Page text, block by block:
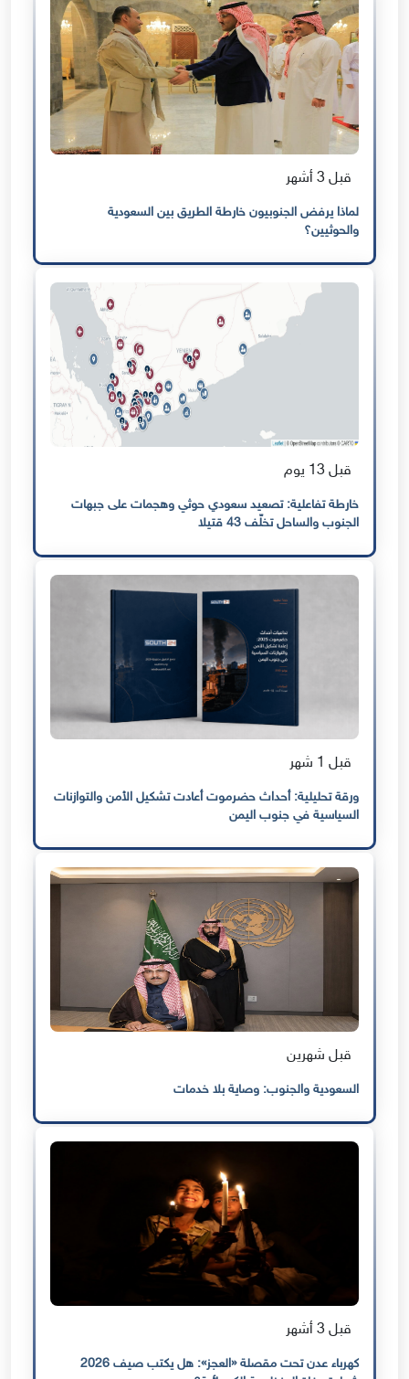
قبل 3 أشهر
لماذا يرفض الجنوبيون خارطة الطريق بين السعودية
والحوثيين؟
قبل 13 يوم
خارطة تفاعلية: تصعيد سعودي حوثي وهجمات على جبهات
الجنوب والساحل تخلّف 43 قتيلا
قبل 1 شهر
ورقة تحليلية: أحداث حضرموت أعادت تشكيل الأمن والتوازنات
السياسية في جنوب اليمن
قبل شهرين
السعودية والجنوب: وصاية بلا خدمات
قبل 3 أشهر
كهرباء عدن تحت مقصلة «العجز»: هل يكتب صيف 2026